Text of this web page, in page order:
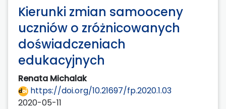
Kierunki zmian samooceny
uczniów o zróżnicowanych
doświadczeniach
edukacyjnych
Renata Michalak
https://doi.org/10.21697/fp.2020.1.03
2020-05-11